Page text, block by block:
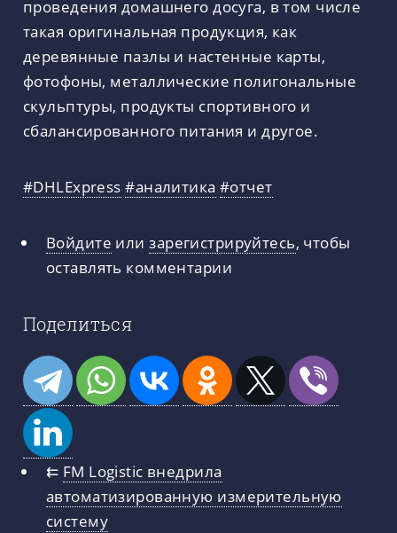
проведения домашнего досуга, в том числе
такая оригинальная продукция, как
деревянные пазлы и настенные карты,
фотофоны, металлические полигональные
скульптуры, продукты спортивного и
сбалансированного питания и другое.
#DHLExpress #аналитика #отчет
Войдите илизарегистрируйтесь, чтобы
оставлять комментарии
Поделиться
⇇ FM Logistic внедрила
автоматизированную измерительную
систему